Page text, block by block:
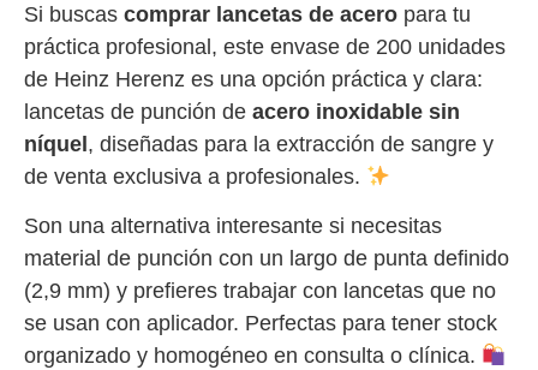
Si buscas comprar lancetas de acero para tu
práctica profesional, este envase de 200 unidades
de Heinz Herenz es una opción práctica y clara:
lancetas de punción de acero inoxidable sin
níquel, diseñadas para la extracción de sangre y
de venta exclusiva a profesionales.
Son una alternativa interesante si necesitas
material de punción con un largo de punta definido
(2,9 mm) y prefieres trabajar con lancetas que no
se usan con aplicador. Perfectas para tener stock
organizado y homogéneo en consulta o clínica.